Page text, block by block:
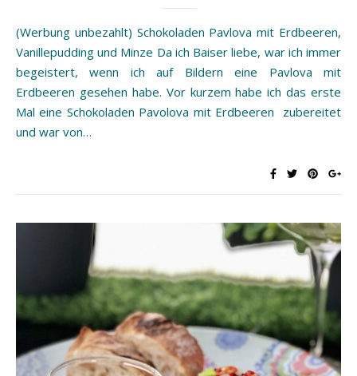
(Werbung unbezahlt) Schokoladen Pavlova mit Erdbeeren,
Vanillepudding und Minze Da ich Baiser liebe, war ich immer
begeistert, wenn ich auf Bildern eine Pavlova mit
Erdbeeren gesehen habe. Vor kurzem habe ich das erste
Mal eine Schokoladen Pavolova mit Erdbeeren zubereitet
und war von…